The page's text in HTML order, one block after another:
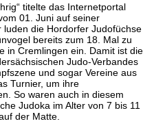
titelte das Internetportal
01. Juni auf seiner
die Hordorfer Judofüchse
bereits zum 18. Mal zu
in Cremlingen ein. Damit ist die
Judo-Verbandes
und sogar Vereine aus
Turnier, um ihre
So waren auch in diesem
Judoka im Alter von 7 bis 11
der Matte.